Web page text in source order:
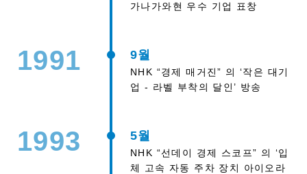
가나가와현 우수 기업 표창
1991 9월
NHK “경제 매거진” 의 ‘작은 대기
업 - 라벨 부착의 달인’ 방송
1993 5월
NHK “선데이 경제 스코프” 의 ‘입
체 고속 자동 주차 장치 아이오라